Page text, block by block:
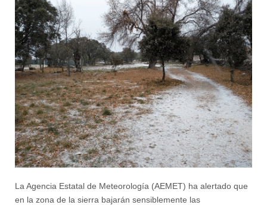
La Agencia Estatal de Meteorología (AEMET) ha alertado que
en la zona de la sierra bajarán sensiblemente las